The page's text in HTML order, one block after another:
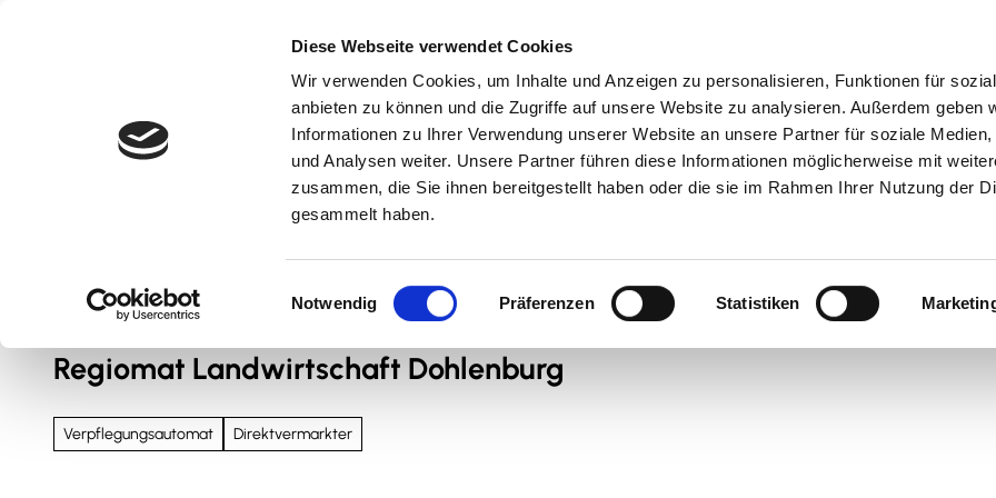
Diese Webseite verwendet Cookies
Wir verwenden Cookies, um Inhalte und Anzeigen zu personalisieren, Funktionen für
anbieten zu können und die Zugriffe auf unsere Website zu analysieren. Außerdem geben
Informationen zu Ihrer Verwendung unserer Website an unsere Partner für soziale Medien,
und Analysen weiter. Unsere Partner führen diese Informationen möglicherweise mit
zusammen, die Sie ihnen bereitgestellt haben oder die sie im Rahmen Ihrer Nutzung der
gesammelt haben.
i
w
l
l
Notwendig Präferenzen Statistiken
Kultur & Erlebnis Kulinarik & Genuss Suche Veranstaltungen
Regiomat Landwirtschaft Dohlenburg
Verpflegungsautomat Direktvermarkter